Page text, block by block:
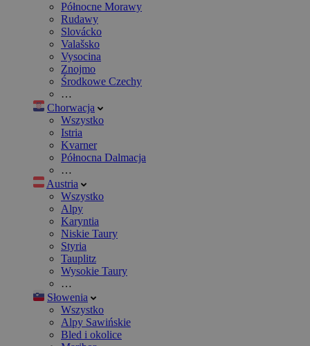
Północne Morawy
Rudawy
Slovácko
Valašsko
Vysocina
Znojmo
Środkowe Czechy
…
Chorwacja
Wszystko
Istria
Kvarner
Północna Dalmacja
…
Austria
Wszystko
Alpy
Karyntia
Niskie Taury
Styria
Tauplitz
Wysokie Taury
…
Słowenia
Wszystko
Alpy Sawińskie
Bled i okolice